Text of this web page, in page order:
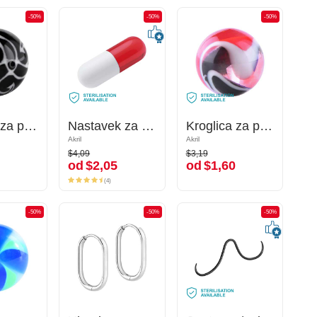
-50%
Kroglica za palčke z navojem (akril, različne barve)
-50%
Kroglica za palčke z navojem (akril, različne barve)
-50%
Nastavek za palčke z navojem (akril, različne barve) s/z Capsule Design
Akril
$4,09
od$2,05
-50%
Nastavek za palčke z navojem (akril, različne barve) s/z Capsule Design
Akril
$4,09
od $2,05
(4)
-50%
Kroglica za palčke z navojem (akril, različne barve)
Akril
$3,19
od$1,60
-50%
Kroglica za palčke z navojem (akril, različne barve)
Akril
$3,19
od $1,60
-50%
-50% -50%
-50% -50%
-50%